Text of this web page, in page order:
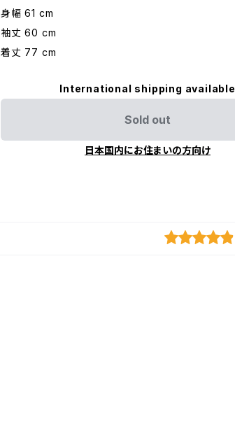
身幅 61 cm
袖丈 60 cm
着丈 77 cm
International shipping available
Sold out
日本国内にお住まいの方向け